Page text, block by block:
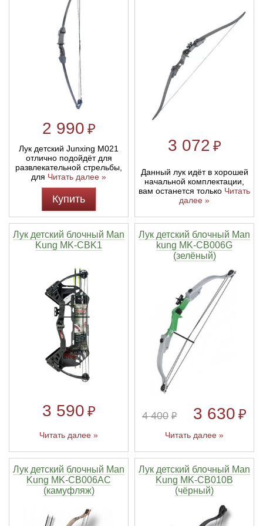
2 990 ₽
Лук детский Junxing M021
отлично подойдёт для
развлекательной стрельбы,
для Читать далее »
Купить
3 072 ₽
Данный лук идёт в хорошей
начальной комплектации,
вам останется только Читать
далее »
Лук детский блочный Man
Kung MK-CBK1
3 590 ₽
Читать далее »
Лук детский блочный Man
kung MK-CB006G
(зелёный)
4 400 ₽ 3 630 ₽
Читать далее »
Лук детский блочный Man
Kung MK-CB006AC
(камуфляж)
Лук детский блочный Man
Kung MK-CB010B
(чёрный)
Линейки для настройки лука
Полочки для лука
Кликеры для лука
Киссеры для лука
Охотничьи ножи
Ножи складные